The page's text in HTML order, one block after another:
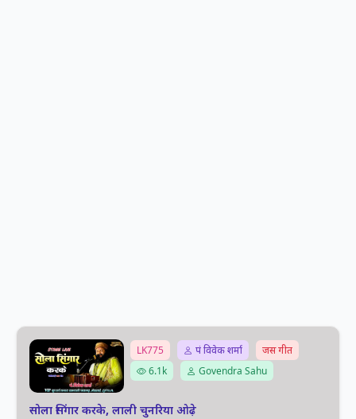
LK775 पं विवेक शर्मा
जस गीत
6.1k
Govendra Sahu
सोला सिंगार करके, लाली चुनरिया ओढ़े